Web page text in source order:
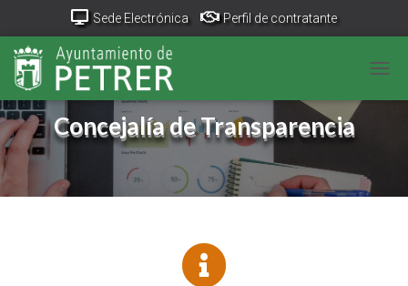
Sede Electrónica Perfil de contratante
Portal Transparencia
Canal de denuncias
Concejalía de Transparencia